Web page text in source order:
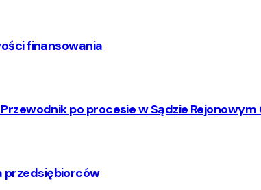
finansowania
po procesie w Sądzie
przedsiębiorców